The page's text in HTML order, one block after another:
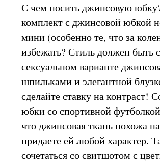
С чем носить джинсовую
комплект с джинсовой юбкой
мини (особенно те, что за
избежать? Стиль должен быть
сексуальном варианте
шпильками и элегантной
сделайте ставку на
юбки со спортивной
что джинсовая ткань похожа
придаете ей любой характер.
сочетаться со свитшотом с